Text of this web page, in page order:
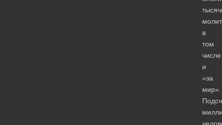
в
том
числе
и
«за
мир».